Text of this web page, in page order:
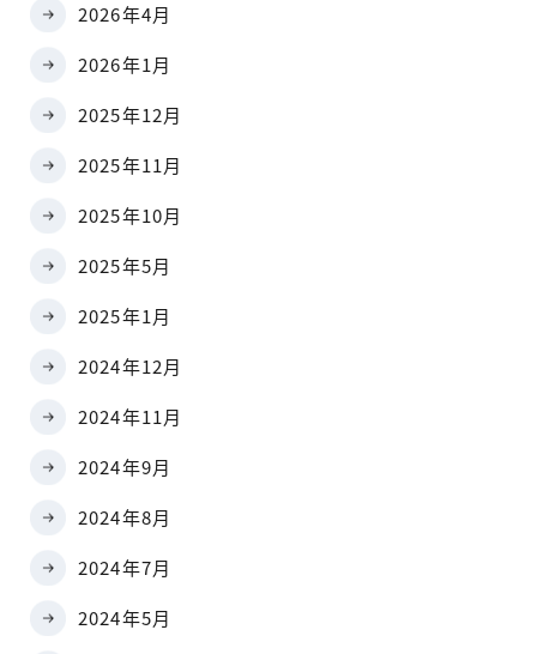
2026年4月
2026年1月
2025年12月
2025年11月
2025年10月
2025年5月
2025年1月
2024年12月
2024年11月
2024年9月
2024年8月
2024年7月
2024年5月